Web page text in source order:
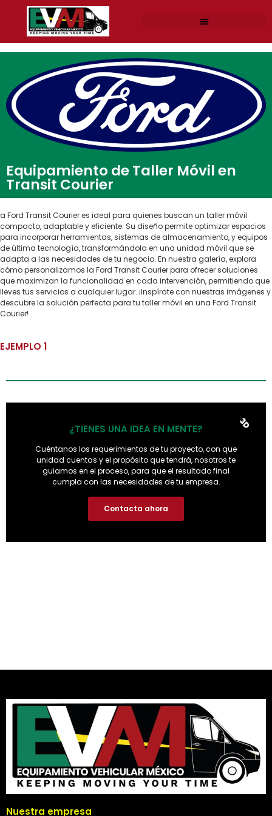
Equipamiento de Taller Móvil en
Transit Courier
a Ford Transit Courier es ideal para quienes buscan un taller móvil
compacto, adaptable y eficiente. Su diseño permite optimizar espacios
para incorporar herramientas, sistemas de almacenamiento, y equipos
de última tecnología, transformándola en una unidad móvil que se
adapta a las necesidades de tu negocio. En nuestra galería, explora
cómo personalizamos la Ford Transit Courier para ofrecer soluciones
que maximizan la funcionalidad en cada intervención, permitiendo que
lleves tus servicios a cualquier lugar. ¡Inspírate con nuestras imágenes y
descubre la solución perfecta para tu taller móvil en una Ford Transit
Courier!
EJEMPLO 1
¿TIENES UNA IDEA EN MENTE?
Cuéntanos los requerimientos de tu proyecto, con que
unidad cuentas y el propósito que tendrá, nosotros te
guiamos en el proceso, para que el resultado final
cumpla con las necesidades de tu empresa.
Contacta ahora
3D
Nuestra empresa